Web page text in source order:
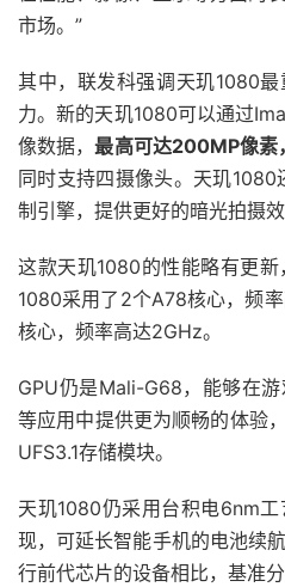
市场。”
其中，联发科强调天玑1080
力。新的天玑1080可以通过
像数据，最高可达200MP像素
同时支持四摄像头。天玑1080
制引擎，提供更好的暗光拍摄效
这款天玑1080的性能略有更
1080采用了2个A78核心，频
核心，频率高达2GHz。
GPU仍是Mali-G68，能够在
等应用中提供更为顺畅的体验
UFS3.1存储模块。
天玑1080仍采用台积电6nm
现，可延长智能手机的电池续
行前代芯片的设备相比，基准